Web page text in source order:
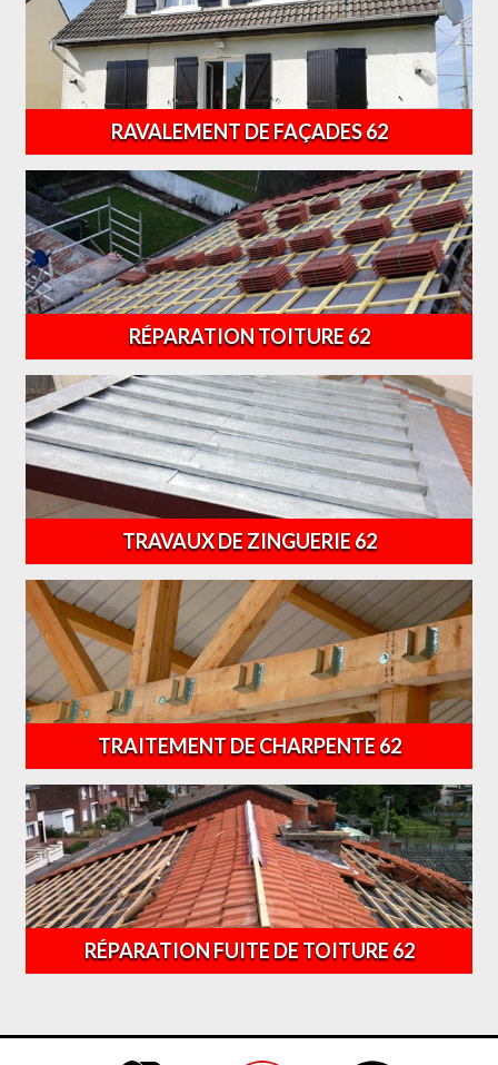
RAVALEMENT DE FAÇADES 62
RÉPARATION TOITURE 62
TRAVAUX DE ZINGUERIE 62
TRAITEMENT DE CHARPENTE 62
RÉPARATION FUITE DE TOITURE 62